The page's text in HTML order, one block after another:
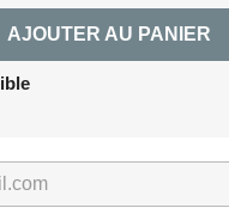
AJOUTER AU PANIER